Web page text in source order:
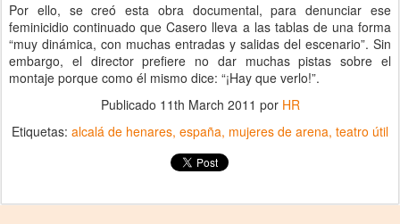
Por ello, se creó esta obra documental, para denunciar ese
feminicidio continuado que Casero lleva a las tablas de una forma
“muy dinámica, con muchas entradas y salidas del escenario”. Sin
embargo, el director prefiere no dar muchas pistas sobre el
montaje porque como él mismo dice: “¡Hay que verlo!”.
Publicado 11th March 2011 por HR
Etiquetas: alcalá de henares españa mujeres de arena teatro útil